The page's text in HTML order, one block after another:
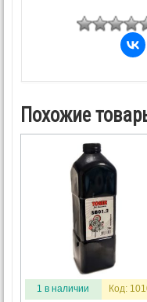
Похожие
1 в наличии Код: